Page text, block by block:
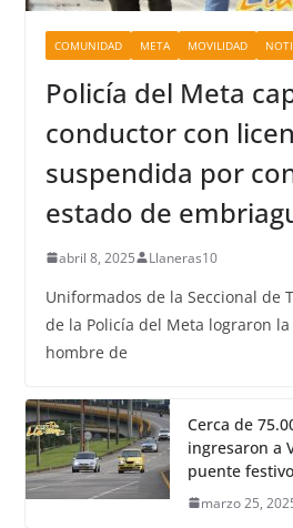
COMUNIDAD META MOVILIDAD
Policía del Meta
conductor con
suspendida por
estado de
abril 8, 2025 Llaneras10
Uniformados de la Seccional de
de la Policía del Meta lograron
hombre de
Cerca de
ingresaron a
puente festivo
marzo 25,